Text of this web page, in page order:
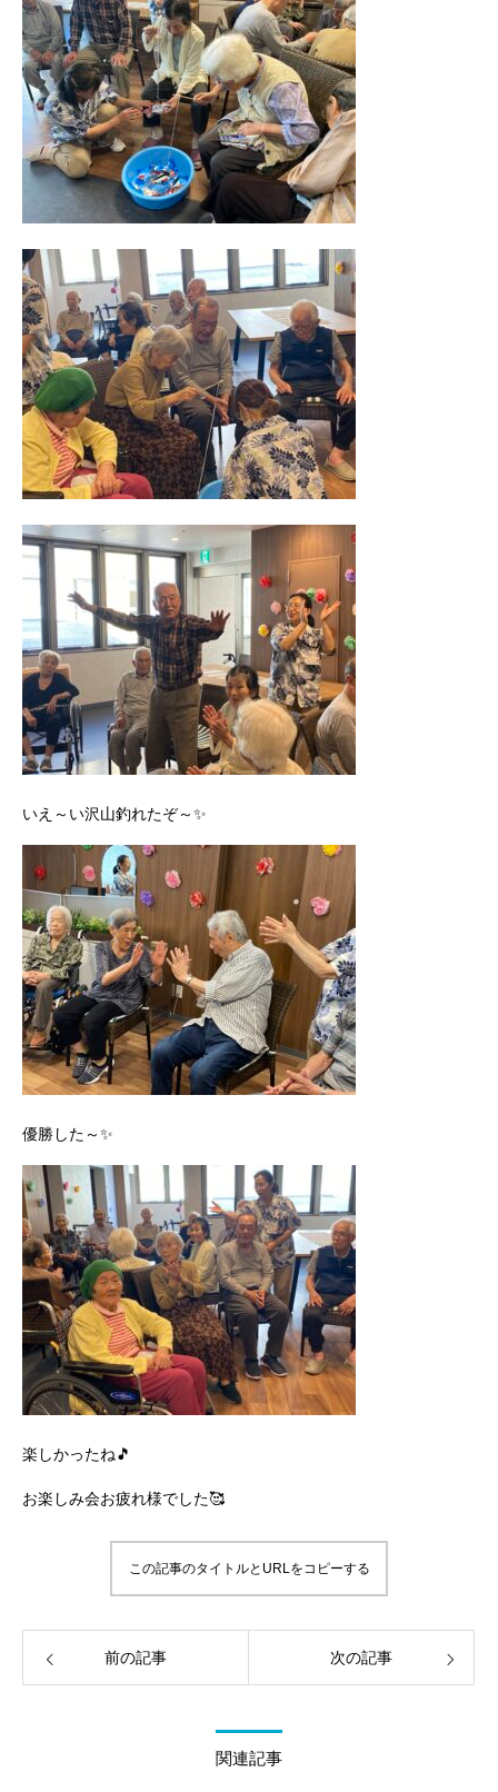
いえ～い沢山釣れたぞ～✨
優勝した～✨
楽しかったね🎵
お楽しみ会お疲れ様でした🥰
この記事のタイトルとURLをコピーする
前の記事 次の記事
関連記事